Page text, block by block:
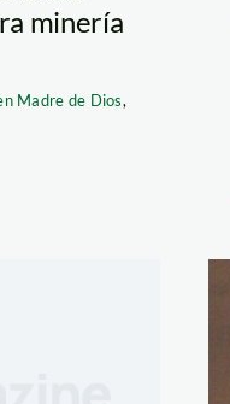
minería
Madre de Dios,